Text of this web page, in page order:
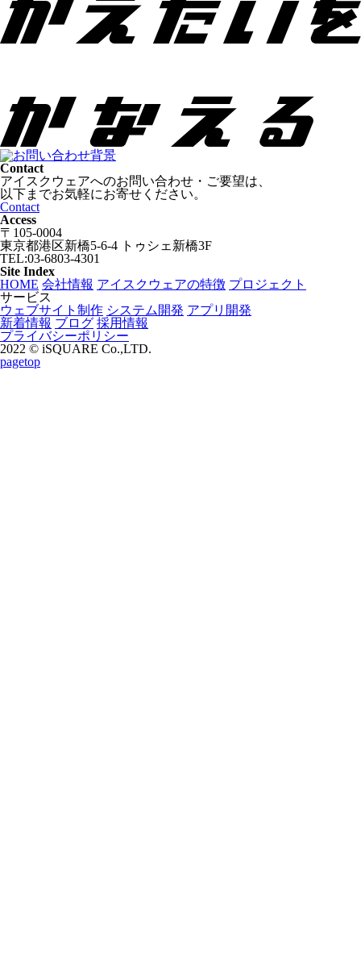
Contact
アイスクウェアへのお問い合わせ・ご要望は、
以下までお気軽にお寄せください。
Contact
Access
〒105-0004
東京都港区新橋5-6-4 トゥシェ新橋3F
TEL:03-6803-4301
Site Index
HOME 会社情報 アイスクウェアの特徴 プロジェクト
サービス
ウェブサイト制作 システム開発 アプリ開発
新着情報 ブログ 採用情報
プライバシーポリシー
2022 © iSQUARE Co.,LTD.
pagetop